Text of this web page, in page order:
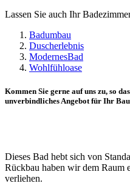
Lassen Sie auch Ihr
Badumbau
Duscherlebnis
ModernesBad
Wohlfühloase
Kommen Sie gerne auf uns zu, so
unverbindliches Angebot für Ihr
Dieses Bad hebt sich von
Rückbau haben wir dem Raum
verliehen.